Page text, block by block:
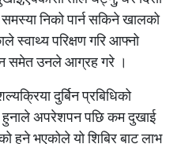
निको पार्न सकिने खालको
स्वाथ्य परिक्षण गरि आफ्नो
हुन समेत उनले आग्रह गरे ।
दुर्बिन प्रबिधिको
हुनाले अपरेशपन पछि कम दुखाई
हुने भएकोले यो शिबिर बाट लाभ